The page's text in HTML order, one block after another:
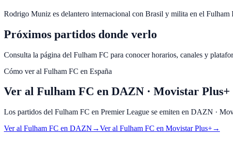
Rodrigo Muniz es delantero internacional con Brasil y milita en el Fulham
Próximos partidos donde verlo
Consulta la página del Fulham FC para conocer horarios, canales y
Cómo ver al Fulham FC en España
Ver al Fulham FC en DAZN · Movistar Plus+
Los partidos del Fulham FC en Premier League se emiten en DAZN ·
Ver al Fulham FC en DAZN →Ver al Fulham FC en Movistar Plus+→